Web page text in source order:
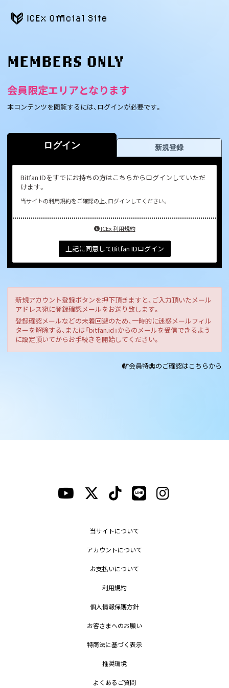
ICEx Official Site
MEMBERS ONLY
会員限定エリアとなります
本コンテンツを閲覧するには、ログインが必要です。
ログイン 新規登録
Bitfan IDをすでにお持ちの方はこちらからログインしていただ
けます。
当サイトの利用規約をご確認の上、ログインしてください。
ICEx 利用規約
上記に同意してBitfan IDログイン
新規アカウント登録ボタンを押下頂きますと、ご入力頂いたメール
アドレス宛に登録確認メールをお送り致します。
登録確認メールなどの未着回避のため、一時的に迷惑メールフィル
ターを解除する、または「bitfan.id」からのメールを受信できるよう
に設定頂いてからお手続きを開始してください。
会員特典のご確認はこちらから
当サイトについて
アカウントについて
お支払いについて
利用規約
個人情報保護方針
お客さまへのお願い
特商法に基づく表示
推奨環境
よくあるご質問